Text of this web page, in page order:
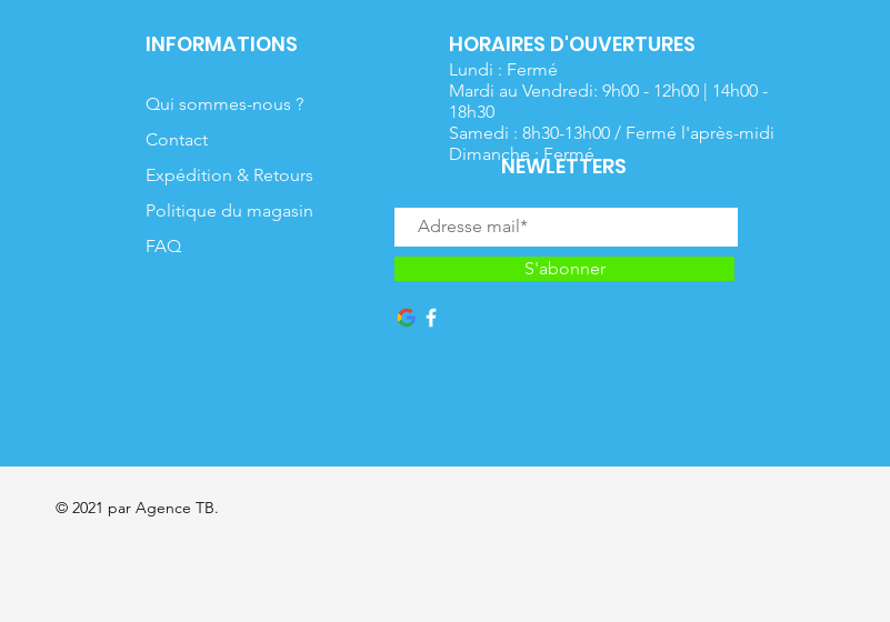
INFORMATIONS
Qui sommes-nous ?
Contact
Expédition & Retours
Politique du magasin
FAQ
NEWLETTERS
S'abonner
HORAIRES D'OUVERTURES
Lundi : Fermé
Mardi au Vendredi: 9h00 - 12h00 | 14h00 -
18h30
Samedi : 8h30-13h00 / Fermé l'après-midi
Dimanche : Fermé
© 2021 par Agence TB.